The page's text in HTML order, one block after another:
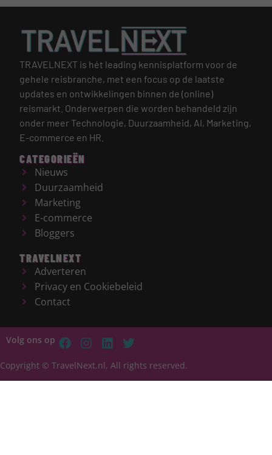
TRAVELNEXT is hét leading kennisplatform voor de
gehele reisbranche, met een focus op de laatste
updates en ontwikkelingen binnen de (online)
reismarkt. Onderwerpen die worden behandeld zijn
onder meer Technologie, Duurzaamheid, AI, Marketing,
E-commerce en HR.
CATEGORIEËN
Nieuws
Duurzaamheid
Marketing
E-commerce
Bloggers
TRAVELNEXT
Adverteren
Privacy en Cookiebeleid
Contact
Volg ons op
Copyright © TravelNext.nl, All rights reserved.